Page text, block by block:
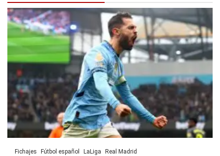
Fichajes Fútbol español LaLiga Real Madrid